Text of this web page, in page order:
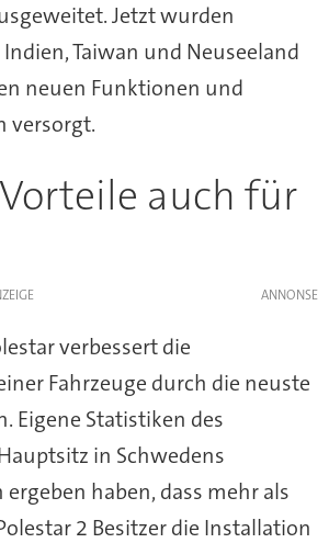
Jetzt wurden
Taiwan und Neuseeland
neuen Funktionen und
versorgt.
auch für
verbessert die
Fahrzeuge durch die neuste
Eigene Statistiken des
in Schwedens
haben, dass mehr als
2 Besitzer die Installation